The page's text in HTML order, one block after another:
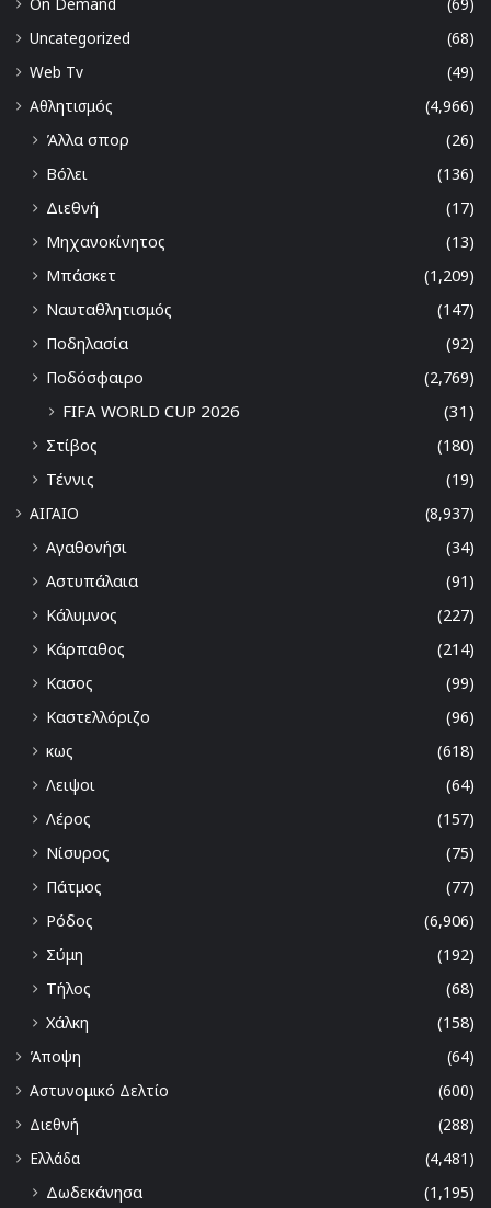
On Demand
(69)
Uncategorized
(68)
Web Tv
(49)
Αθλητισμός
(4,966)
Άλλα σπορ
(26)
Βόλει
(136)
Διεθνή
(17)
Μηχανοκίνητος
(13)
Μπάσκετ
(1,209)
Ναυταθλητισμός
(147)
Ποδηλασία
(92)
Ποδόσφαιρο
(2,769)
FIFA WORLD CUP 2026 (31)
Στίβος
(180)
Τέννις
(19)
ΑΙΓΑΙΟ
(8,937)
Αγαθονήσι
(34)
Αστυπάλαια
(91)
Κάλυμνος
(227)
Κάρπαθος
(214)
Κασος
(99)
Καστελλόριζο
(96)
κως
(618)
Λειψοι
(64)
Λέρος
(157)
Νίσυρος
(75)
Πάτμος
(77)
Ρόδος
(6,906)
Σύμη
(192)
Τήλος
(68)
Χάλκη
(158)
Άποψη
(64)
Αστυνομικό Δελτίο
(600)
Διεθνή
(288)
Ελλάδα
(4,481)
Δωδεκάνησα
(1,195)